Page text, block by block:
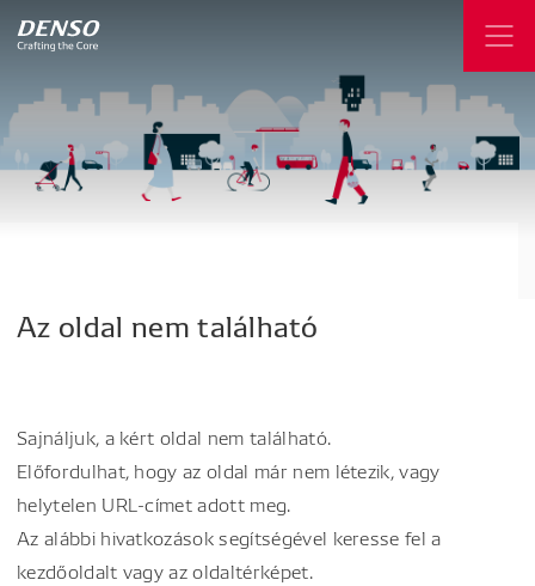
Az oldal nem található
Sajnáljuk, a kért oldal nem található.
Előfordulhat, hogy az oldal már nem létezik, vagy
helytelen URL-címet adott meg.
Az alábbi hivatkozások segítségével keresse fel a
kezdőoldalt vagy az oldaltérképet.